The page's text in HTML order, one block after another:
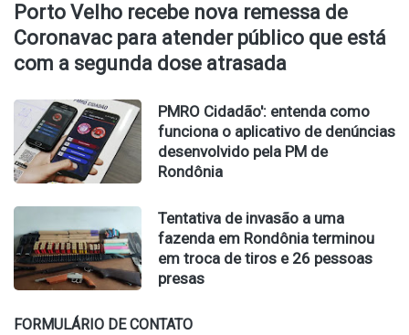
Porto Velho recebe nova remessa de
Coronavac para atender público que está
com a segunda dose atrasada
PMRO Cidadão': entenda como
funciona o aplicativo de denúncias
desenvolvido pela PM de
Rondônia
Tentativa de invasão a uma
fazenda em Rondônia terminou
em troca de tiros e 26 pessoas
presas
FORMULÁRIO DE CONTATO